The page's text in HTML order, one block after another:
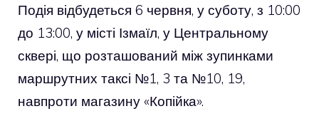
Подія відбудеться 6 червня, у суботу, з 10:00
до 13:00, у місті Ізмаїл, у Центральному
сквері, що розташований між зупинками
маршрутних таксі №1, 3 та №10, 19,
навпроти магазину «Копійка».